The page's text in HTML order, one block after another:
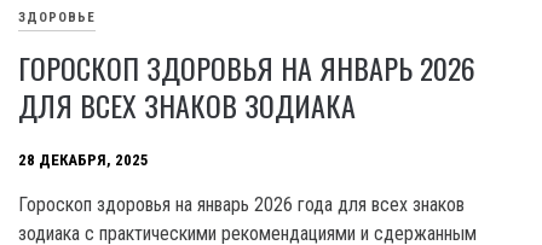
ЗДОРОВЬЕ
ГОРОСКОП ЗДОРОВЬЯ НА ЯНВАРЬ 2026
ДЛЯ ВСЕХ ЗНАКОВ ЗОДИАКА
28 ДЕКАБРЯ, 2025
Гороскоп здоровья на январь 2026 года для всех знаков
зодиака с практическими рекомендациями и сдержанным